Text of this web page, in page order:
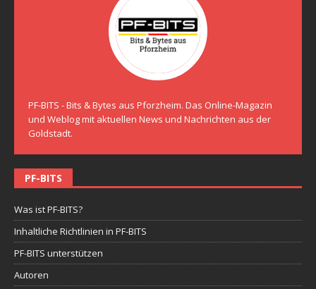
PF-BITS - Bits & Bytes aus Pforzheim. Das Online-Magazin
und Weblog mit aktuellen News und Nachrichten aus der
Goldstadt.
PF-BITS
Was ist PF-BITS?
Inhaltliche Richtlinien in PF-BITS
PF-BITS unterstützen
Autoren